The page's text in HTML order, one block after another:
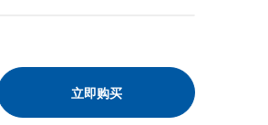
立即购买